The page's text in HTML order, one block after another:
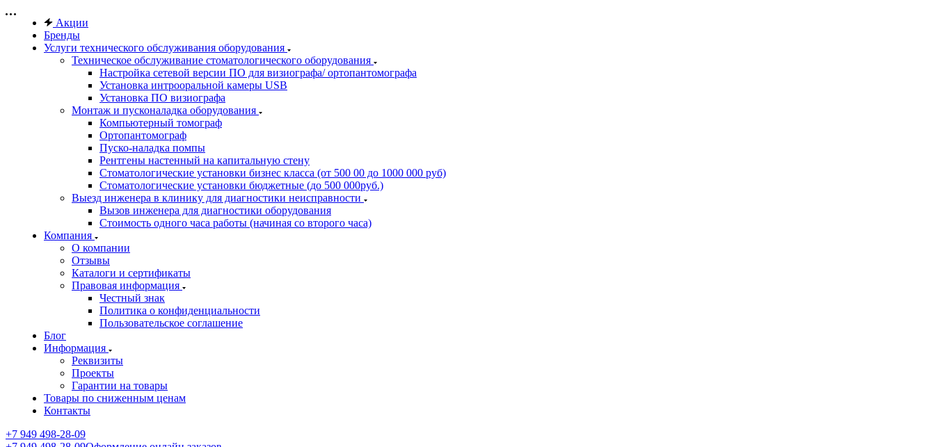
Акции
Бренды
Услуги технического обслуживания оборудования
Техническое обслуживание стоматологического оборудования
Настройка сетевой версии ПО для визиографа/ ортопантомографа
Установка интрооральной камеры USB
Установка ПО визиографа
Монтаж и пусконаладка оборудования
Компьютерный томограф
Ортопантомограф
Пуско-наладка помпы
Рентгены настенный на капитальную стену
Стоматологические установки бизнес класса (от 500 00 до 1000 000 руб)
Стоматологические установки бюджетные (до 500 000руб.)
Выезд инженера в клинику для диагностики неисправности
Вызов инженера для диагностики оборудования
Стоимость одного часа работы (начиная со второго часа)
Компания
О компании
Отзывы
Каталоги и сертификаты
Правовая информация
Честный знак
Политика о конфиденциальности
Пользовательское соглашение
Блог
Информация
Реквизиты
Проекты
Гарантии на товары
Товары по сниженным ценам
Контакты
+7 949 498-28-09